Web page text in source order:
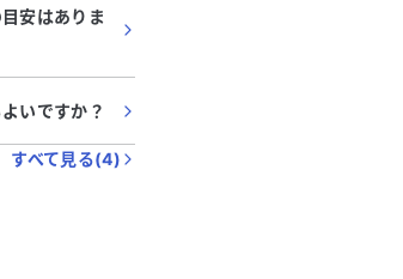
たプチプチの
素人考えでは
状が改善しな
けているた
安はありま
いですか？
すべて見る(4)